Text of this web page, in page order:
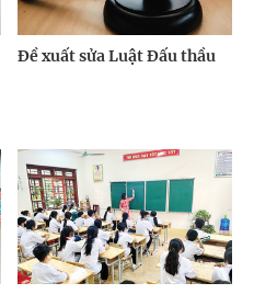
Đề xuất sửa Luật Đấu thầu